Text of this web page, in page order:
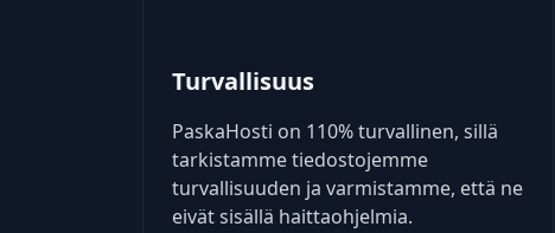
Turvallisuus
PaskaHosti on 110% turvallinen, sillä
tarkistamme tiedostojemme
turvallisuuden ja varmistamme, että ne
eivät sisällä haittaohjelmia.